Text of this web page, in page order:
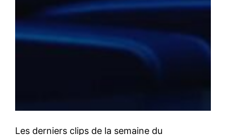
Les derniers clips de la semaine du